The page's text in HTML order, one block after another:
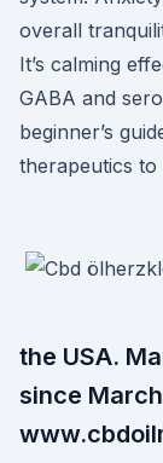
overall
It’s calming
GABA and
beginner’s
therapeutics to
the USA.
since